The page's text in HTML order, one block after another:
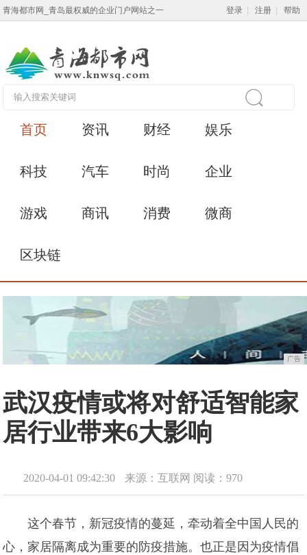
青海都市网_青岛最权威的企业门户网站之一 登录 注册 帮助
首页 资讯 财经 娱乐
科技 汽车 时尚 企业
游戏 商讯 消费 微商
区块链
广告
武汉疫情或将对舒适智能家
居行业带来6大影响
2020-04-01 09:42:30 来源：互联网 阅读：970
这个春节，新冠疫情的蔓延，牵动着全中国人民的
心，家居隔离成为重要的防疫措施。也正是因为疫情倡